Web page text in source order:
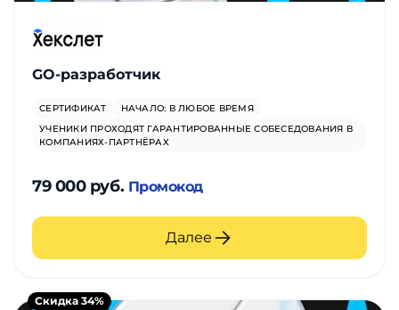
GO-разработчик
СЕРТИФИКАТ
НАЧАЛО: В ЛЮБОЕ ВРЕМЯ
УЧЕНИКИ ПРОХОДЯТ ГАРАНТИРОВАННЫЕ СОБЕСЕДОВАНИЯ В
КОМПАНИЯХ-ПАРТНЁРАХ
79 000 руб. Промокод
Далее
Скидка 34%